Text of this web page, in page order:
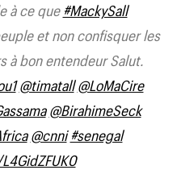
à ce que #MackySall
et non confisquer les
à bon entendeur Salut.
@timatall @LoMaCire
@BirahimeSeck
@cnni #senegal